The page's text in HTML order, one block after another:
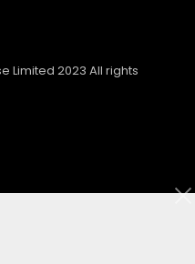
Limited 2023 All rights